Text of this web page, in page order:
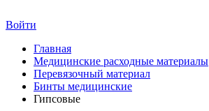
Войти
Главная
Медицинские расходные материалы
Перевязочный материал
Бинты медицинские
Гипсовые